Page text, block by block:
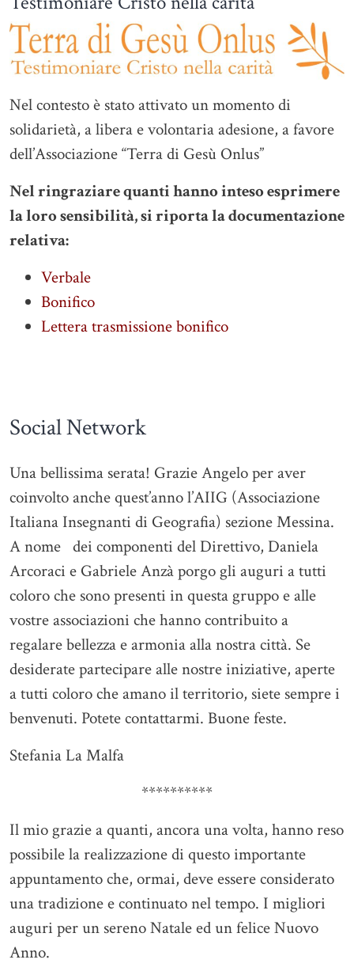
Nel contesto è stato attivato un momento di
solidarietà, a libera e volontaria adesione, a favore
dell’Associazione “Terra di Gesù Onlus”
Nel ringraziare quanti hanno inteso esprimere
la loro sensibilità, si riporta la documentazione
relativa:
Verbale
Bonifico
Lettera trasmissione bonifico
Social Network
Una bellissima serata! Grazie Angelo per aver
coinvolto anche quest’anno l’AIIG (Associazione
Italiana Insegnanti di Geografia) sezione Messina.
A nome dei componenti del Direttivo, Daniela
Arcoraci e Gabriele Anzà porgo gli auguri a tutti
coloro che sono presenti in questa gruppo e alle
vostre associazioni che hanno contribuito a
regalare bellezza e armonia alla nostra città. Se
desiderate partecipare alle nostre iniziative, aperte
a tutti coloro che amano il territorio, siete sempre i
benvenuti. Potete contattarmi. Buone feste.
Stefania La Malfa
**********
Il mio grazie a quanti, ancora una volta, hanno reso
possibile la realizzazione di questo importante
appuntamento che, ormai, deve essere considerato
una tradizione e continuato nel tempo. I migliori
auguri per un sereno Natale ed un felice Nuovo
Anno.